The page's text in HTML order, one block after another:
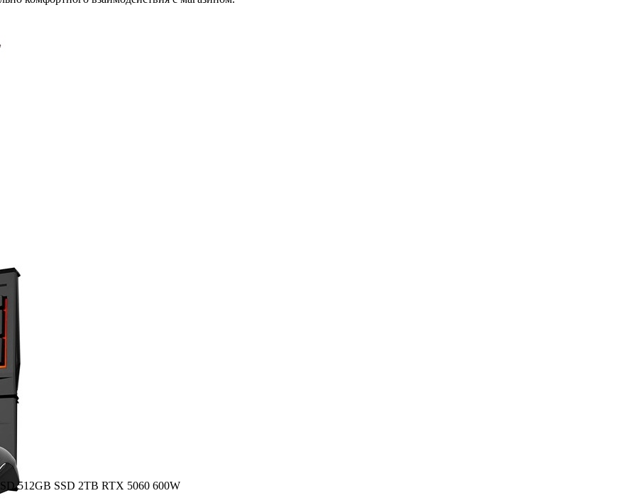
512GB SSD 2TB RTX 5060 600W